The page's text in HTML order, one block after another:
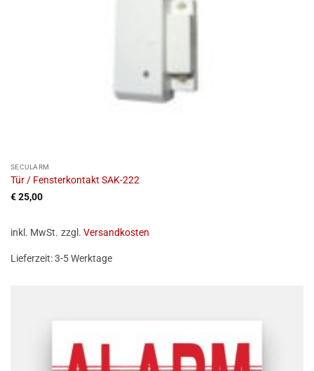
SECULARM
Tür / Fensterkontakt SAK-222
€25,00
inkl. MwSt. zzgl. Versandkosten
Lieferzeit:3-5 Werktage